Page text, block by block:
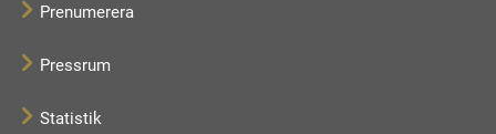
Prenumerera
Pressrum
Statistik